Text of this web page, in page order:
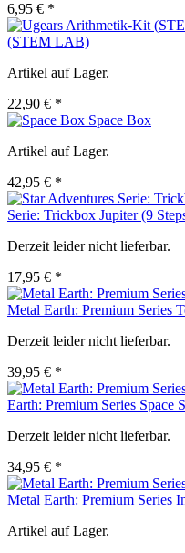
6,95 € *
(STEM LAB)
Artikel auf Lager.
22,90 € *
Space Box
Artikel auf Lager.
42,95 € *
Serie: Trickbox Jupiter (9
Derzeit leider nicht lieferbar.
17,95 € *
Metal Earth: Premium Series
Derzeit leider nicht lieferbar.
39,95 € *
Earth: Premium Series Space
Derzeit leider nicht lieferbar.
34,95 € *
Metal Earth: Premium Series
Artikel auf Lager.